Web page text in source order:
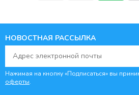
НОВОСТНАЯ РАССЫЛКА
Нажимая на кнопку «Подписаться» вы
оферты.